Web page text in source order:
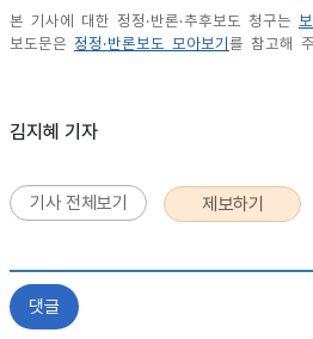
본 기사에 대한 정정·반론·추후보도 청구는
보도문은 정정·반론보도 모아보기 를 참고해
김지혜 기자
기사 전체보기 제보하기
댓글